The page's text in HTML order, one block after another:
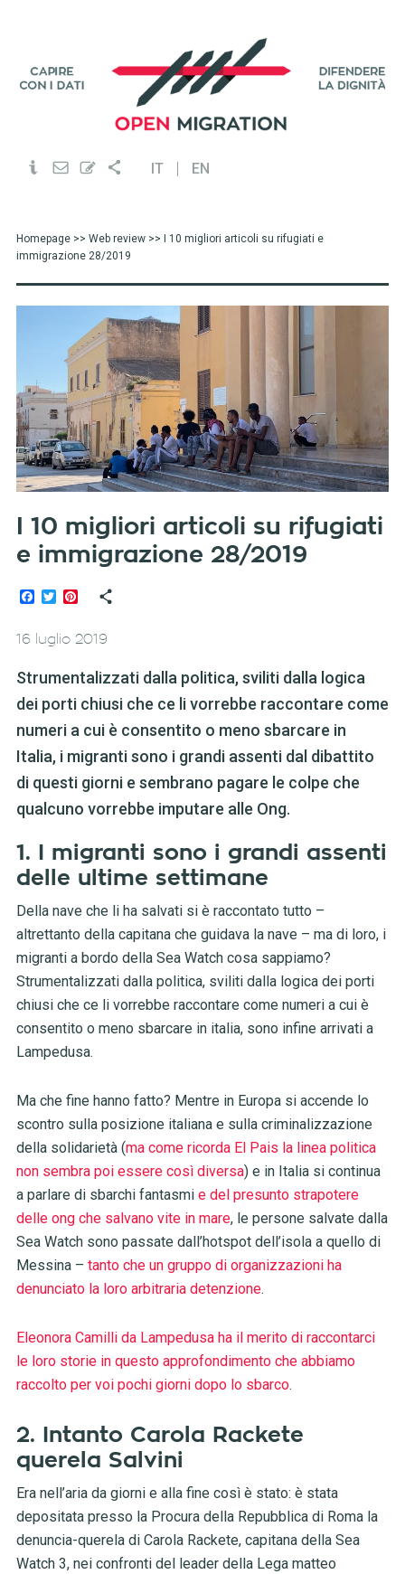
IT EN
Homepage>> Web review>> I 10 migliori articoli su rifugiati e
immigrazione 28/2019
I 10 migliori articoli su rifugiati
e immigrazione 28/2019
Facebook
TwitterPinterest
16 luglio 2019
Strumentalizzati dalla politica, sviliti dalla logica
dei porti chiusi che ce li vorrebbe raccontare come
numeri a cui è consentito o meno sbarcare in
Italia, i migranti sono i grandi assenti dal dibattito
di questi giorni e sembrano pagare le colpe che
qualcuno vorrebbe imputare alle Ong.
1. I migranti sono i grandi assenti
delle ultime settimane
Della nave che li ha salvati si è raccontato tutto –
altrettanto della capitana che guidava la nave – ma di loro, i
migranti a bordo della Sea Watch cosa sappiamo?
Strumentalizzati dalla politica, sviliti dalla logica dei porti
chiusi che ce li vorrebbe raccontare come numeri a cui è
consentito o meno sbarcare in italia, sono infine arrivati a
Lampedusa.
Ma che fine hanno fatto? Mentre in Europa si accende lo
scontro sulla posizione italiana e sulla criminalizzazione
della solidarietà (ma come ricorda El Pais la linea politica
non sembra poi essere così diversa) e in Italia si continua
a parlare di sbarchi fantasmi e del presunto strapotere
delle ong che salvano vite in mare, le persone salvate dalla
Sea Watch sono passate dall’hotspot dell’isola a quello di
Messina – tanto che un gruppo di organizzazioni ha
denunciato la loro arbitraria detenzione.
Eleonora Camilli da Lampedusa ha il merito di raccontarci
le loro storie in questo approfondimento che abbiamo
raccolto per voi pochi giorni dopo lo sbarco.
2. Intanto Carola Rackete
querela Salvini
Era nell’aria da giorni e alla fine così è stato: è stata
depositata presso la Procura della Repubblica di Roma la
denuncia-querela di Carola Rackete, capitana della Sea
Watch 3, nei confronti del leader della Lega matteo